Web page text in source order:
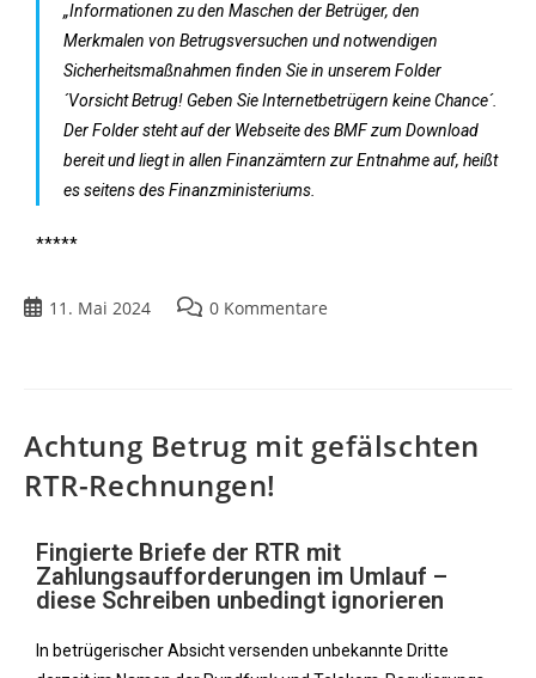
„Informationen zu den Maschen der Betrüger, den
Merkmalen von Betrugsversuchen und notwendigen
Sicherheitsmaßnahmen finden Sie in unserem Folder
´Vorsicht Betrug! Geben Sie Internetbetrügern keine Chance´.
Der Folder steht auf der Webseite des BMF zum Download
bereit und liegt in allen Finanzämtern zur Entnahme auf, heißt
es seitens des Finanzministeriums.
*****
11. Mai 2024 0 Kommentare
Achtung Betrug mit gefälschten
RTR-Rechnungen!
Fingierte Briefe der RTR mit
Zahlungsaufforderungen im Umlauf –
diese Schreiben unbedingt ignorieren
In betrügerischer Absicht versenden unbekannte Dritte